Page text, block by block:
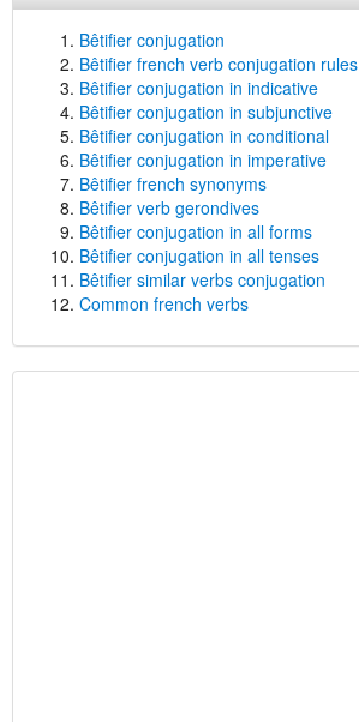
Bêtifier conjugation
Bêtifier french verb conjugation rules
Bêtifier conjugation in indicative
Bêtifier conjugation in subjunctive
Bêtifier conjugation in conditional
Bêtifier conjugation in imperative
Bêtifier french synonyms
Bêtifier verb gerondives
Bêtifier conjugation in all forms
Bêtifier conjugation in all tenses
Bêtifier similar verbs conjugation
Common french verbs